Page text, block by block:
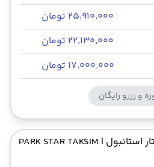
۲۵٬۹۱۰٬۰۰۰ تومان
۲۲٬۱۳۰٬۰۰۰ تومان
۱۷٬۰۰۰٬۰۰۰ تومان
و رزرو رایگان
استانبول | PARK STAR TAKSIM